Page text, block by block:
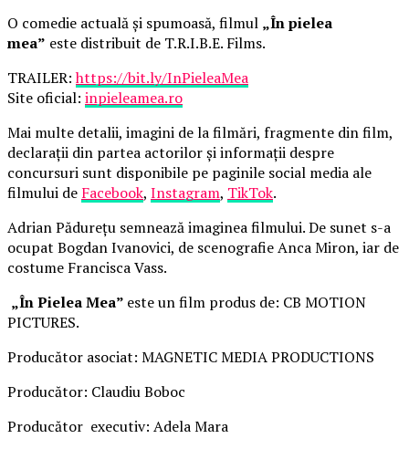
O comedie actuală și spumoasă, filmul „În pielea
mea” este distribuit de T.R.I.B.E. Films.
TRAILER:https://bit.ly/InPieleaMea
Site oficial: inpieleamea.ro
Mai multe detalii, imagini de la filmări, fragmente din film,
declarații din partea actorilor și informații despre
concursuri sunt disponibile pe paginile social media ale
filmului de Facebook, Instagram, TikTok.
Adrian Pădurețu semnează imaginea filmului. De sunet s-a
ocupat Bogdan Ivanovici, de scenografie Anca Miron, iar de
costume Francisca Vass.
„În Pielea Mea” este un film produs de: CB MOTION
PICTURES.
Producător asociat: MAGNETIC MEDIA PRODUCTIONS
Producător: Claudiu Boboc
Producător executiv: Adela Mara